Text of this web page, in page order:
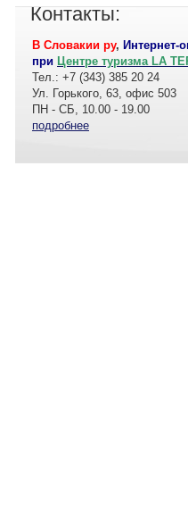
Контакты:
В Словакии ру, Интернет-
при Центре туризма LA
Тел.: +7 (343) 385 20 24
Ул. Горького, 63, офис 503
ПН - СБ, 10.00 - 19.00
подробнее